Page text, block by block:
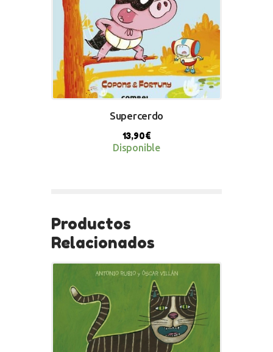
Supercerdo
13,90€
Disponible
Productos
Relacionados